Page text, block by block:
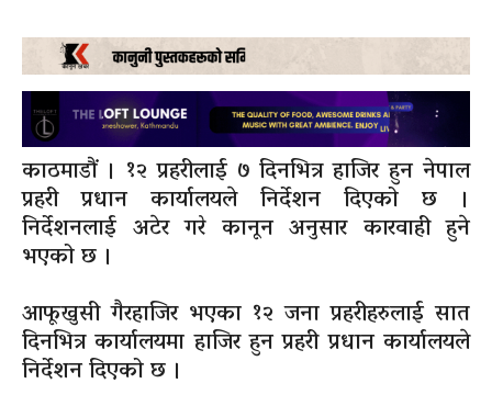
काठमाडौं । १२ प्रहरीलाई ७ दिनभित्र हाजिर हुन नेपाल
प्रहरी प्रधान कार्यालयले निर्देशन दिएको छ ।
निर्देशनलाई अटेर गरे कानून अनुसार कारवाही हुने
भएको छ ।
आफूखुसी गैरहाजिर भएका १२ जना प्रहरीहरुलाई सात
दिनभित्र कार्यालयमा हाजिर हुन प्रहरी प्रधान कार्यालयले
निर्देशन दिएको छ ।